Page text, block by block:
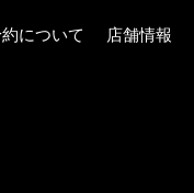
約について 店舗情報